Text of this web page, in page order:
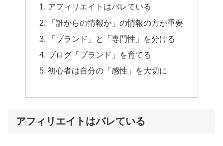
アフィリエイトはバレている
「誰からの情報か」の情報の方が重要
「ブランド」と「専門性」を分ける
ブログ「ブランド」を育てる
初心者は自分の「感性」を大切に
アフィリエイトはバレている